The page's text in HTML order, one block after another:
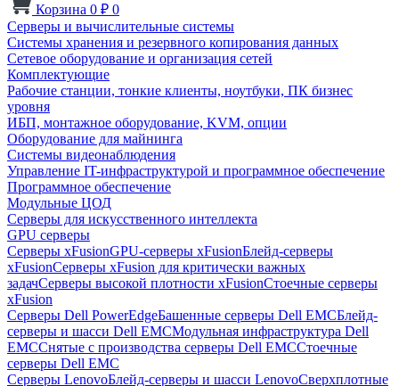
Корзина 0 ₽ 0
Серверы и вычислительные системы
Системы хранения и резервного копирования данных
Сетевое оборудование и организация сетей
Комплектующие
Рабочие станции, тонкие клиенты, ноутбуки, ПК бизнес
уровня
ИБП, монтажное оборудование, KVM, опции
Оборудование для майнинга
Системы видеонаблюдения
Управление IT-инфраструктурой и программное обеспечение
Программное обеспечение
Модульные ЦОД
Серверы для искусственного интеллекта
GPU серверы
Серверы xFusionGPU-серверы xFusionБлейд-серверы
xFusionСерверы xFusion для критически важных
задачСерверы высокой плотности xFusionСтоечные серверы
xFusion
Серверы Dell PowerEdgeБашенные серверы Dell EMCБлейд-
серверы и шасси Dell EMCМодульная инфраструктура Dell
EMCСнятые с производства серверы Dell EMCСтоечные
серверы Dell EMC
Серверы LenovoБлейд-серверы и шасси LenovoСверхплотные